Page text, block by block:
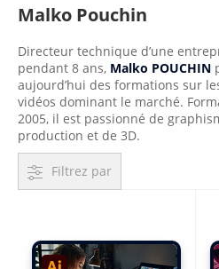
Malko Pouchin
Directeur technique d’une
pendant 8 ans, Malko POUCHIN
aujourd’hui des formations sur
vidéos dominant le marché.
2005, il est passionné de
production et de 3D.
Filtrez par